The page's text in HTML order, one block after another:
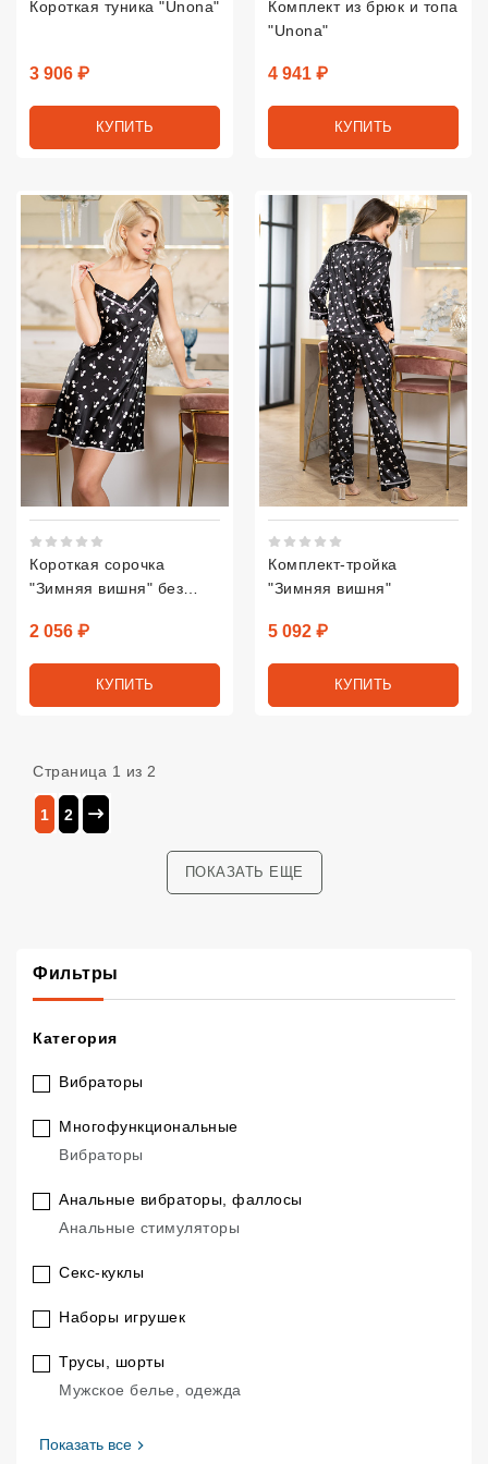
Короткая туника "Unona"
Цена
3 906 ₽
КУПИТЬ
Комплект из брюк и топа
"Unona"
Цена
4 941 ₽
КУПИТЬ
Короткая сорочка
"Зимняя вишня" без
Цена
2 056 ₽
КУПИТЬ
Комплект-тройка
"Зимняя вишня"
Цена
5 092 ₽
КУПИТЬ
Страница 1 из 2
1 2
ПОКАЗАТЬ ЕЩЕ
Фильтры
Категория
Вибраторы
Многофункциональные
.Вибраторы
Анальные вибраторы, фаллосы
.
Анальные стимуляторы
Секс-куклы
Наборы игрушек
Трусы, шорты
.Мужское белье, одежда
Показать все, Категория